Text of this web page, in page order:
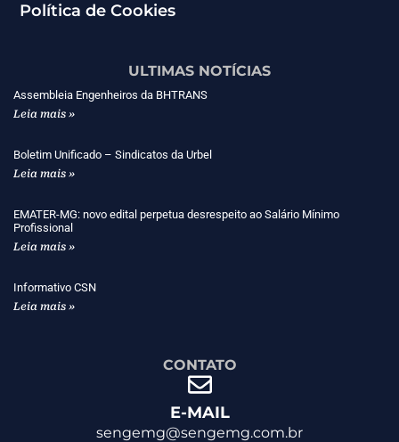
Política de Cookies
ULTIMAS NOTÍCIAS
Assembleia Engenheiros da BHTRANS
Leia mais »
Boletim Unificado – Sindicatos da Urbel
Leia mais »
EMATER-MG: novo edital perpetua desrespeito ao Salário Mínimo
Profissional
Leia mais »
Informativo CSN
Leia mais »
CONTATO
E-MAIL
sengemg@sengemg.com.br